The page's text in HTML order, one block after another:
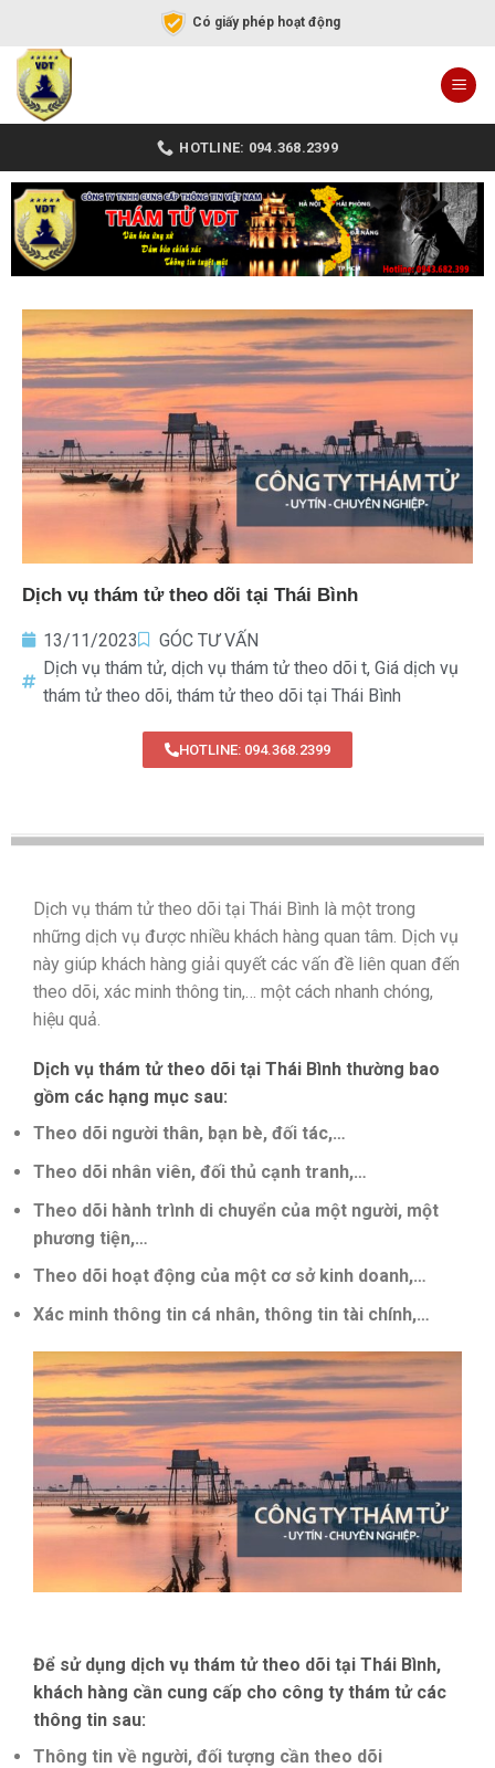
Có giấy phép hoạt động
HOTLINE: 094.368.2399
Dịch vụ thám tử theo dõi tại Thái Bình
13/11/2023
GÓC TƯ VẤN
Dịch vụ thám tử, dịch vụ thám tử theo dõi t, Giá dịch vụ
thám tử theo dõi, thám tử theo dõi tại Thái Bình
HOTLINE: 094.368.2399
Dịch vụ thám tử theo dõi tại Thái Bình là một trong
những dịch vụ được nhiều khách hàng quan tâm. Dịch vụ
này giúp khách hàng giải quyết các vấn đề liên quan đến
theo dõi, xác minh thông tin,… một cách nhanh chóng,
hiệu quả.
Dịch vụ thám tử theo dõi tại Thái Bình thường bao
gồm các hạng mục sau:
Theo dõi người thân, bạn bè, đối tác,…
Theo dõi nhân viên, đối thủ cạnh tranh,…
Theo dõi hành trình di chuyển của một người, một
phương tiện,…
Theo dõi hoạt động của một cơ sở kinh doanh,…
Xác minh thông tin cá nhân, thông tin tài chính,…
Để sử dụng dịch vụ thám tử theo dõi tại Thái Bình,
khách hàng cần cung cấp cho công ty thám tử các
thông tin sau:
Thông tin về người, đối tượng cần theo dõi